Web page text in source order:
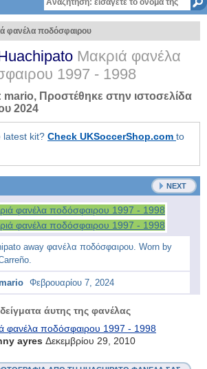
φανέλα ποδόσφαιρου
Μακριά φανέλα
1997 - 1998
mario, Προστέθηκε στην ιστοσελίδα
2024
latest kit? Check UKSoccerShop.com to
NEXT
away φανέλα ποδόσφαιρου. Worn by
Φεβρουαρίου 7, 2024
άυτης της φανέλας
ayres Δεκεμβρίου 29, 2010